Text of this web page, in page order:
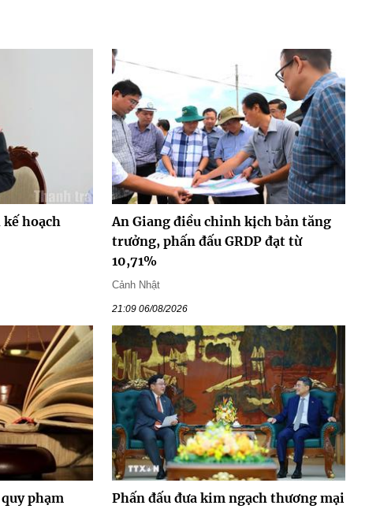
hoạch
An Giang điều chỉnh kịch bản tăng
trưởng, phấn đấu GRDP đạt từ
10,71%
Cảnh Nhật
21:09 06/08/2026
phạm Phấn đấu đưa kim ngạch thương mại